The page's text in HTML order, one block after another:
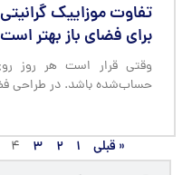
تفاوت موزاییک
برای فضای باز بهتر
وقتی قرار است هر روز
حساب‌شده باشد. در طراحی
« قبلی ۱ ۲ ۳ ۴